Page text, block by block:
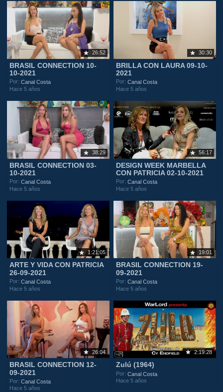
26:52
BRASIL CONNECTION 10-
10-2021
Por:Canal Costa
Hace 5 años
30:30
BRILLA CON LAURA 09-10-
2021
Por:Canal Costa
Hace 5 años
38:29
BRASIL CONNECTION 03-
10-2021
Por:Canal Costa
Hace 5 años
56:17
DESIGN WEEK MARBELLA
CON PATRICIA 02-10-2021
Por:Canal Costa
Hace 5 años
1:21:05
ARTE Y VIDA CON PATRICIA
26-09-2021
Por:Canal Costa
Hace 5 años
19:01
BRASIL CONNECTION 19-
09-2021
Por:Canal Costa
Hace 5 años
26:04
BRASIL CONNECTION 12-
09-2021
Por:Canal Costa
Hace 5 años
2:19:28
Zulú (1964)
Por:Canal Costa
Hace 5 años